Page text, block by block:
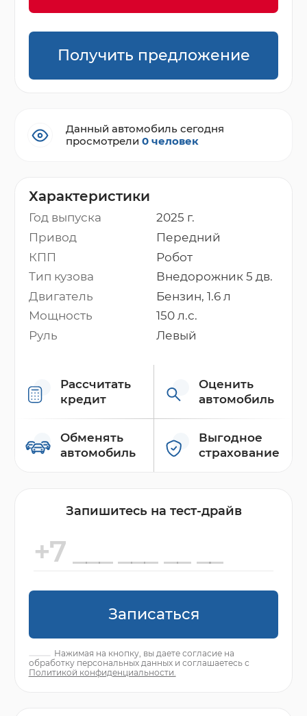
Характеристики
Год выпуска
2025 г.
Привод
Передний
КПП
Робот
Тип кузова
Внедорожник 5 дв.
Двигатель
Бензин, 1.6 л
Мощность
150 л.с.
Руль
Левый
Рассчитать
кредит
Оценить
автомобиль
Обменять
автомобиль
Выгодное
страхование
Получить предложение
Данный автомобиль сегодня
просмотрели0 человек
Запишитесь на тест-драйв
Записаться
Нажимая на кнопку, вы даете согласие на
обработку персональных данных и соглашаетесь с
Политикой конфиденциальности.